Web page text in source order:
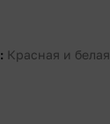
Красная и белая